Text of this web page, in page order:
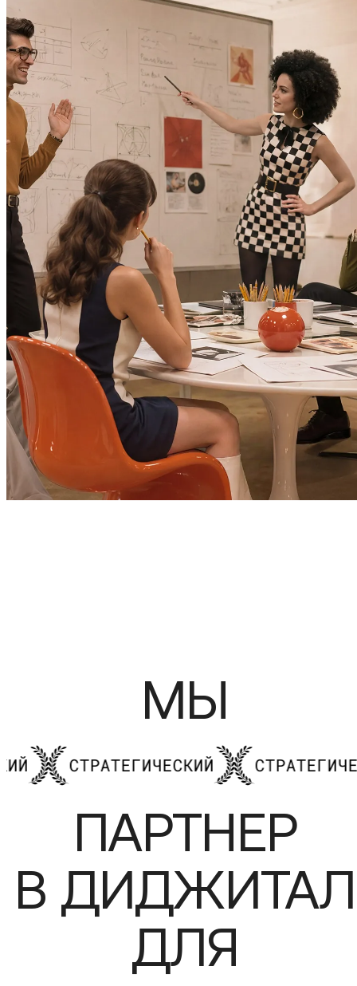
МЫ
СТРАТЕГИЧЕСКИЙ
ПАРТНЕР
В ДИДЖИТАЛ
ДЛЯ